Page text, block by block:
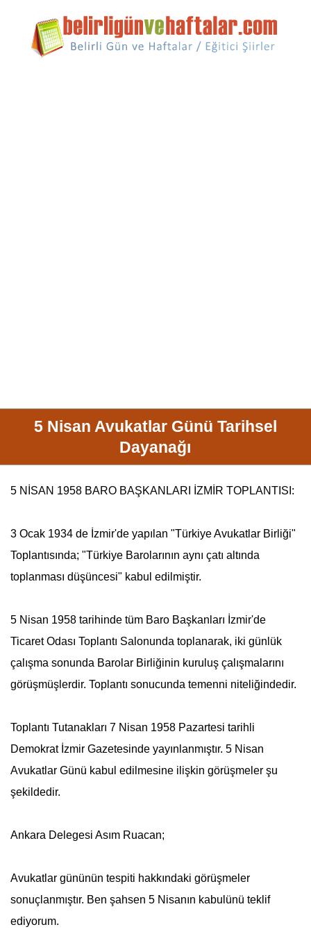
5 Nisan Avukatlar Günü Tarihsel
Dayanağı
5 NİSAN 1958 BARO BAŞKANLARI İZMİR TOPLANTISI:
3 Ocak 1934 de İzmir'de yapılan "Türkiye Avukatlar Birliği"
Toplantısında; "Türkiye Barolarının aynı çatı altında
toplanması düşüncesi" kabul edilmiştir.
5 Nisan 1958 tarihinde tüm Baro Başkanları İzmir'de
Ticaret Odası Toplantı Salonunda toplanarak, iki günlük
çalışma sonunda Barolar Birliğinin kuruluş çalışmalarını
görüşmüşlerdir. Toplantı sonucunda temenni niteliğindedir.
Toplantı Tutanakları 7 Nisan 1958 Pazartesi tarihli
Demokrat İzmir Gazetesinde yayınlanmıştır. 5 Nisan
Avukatlar Günü kabul edilmesine ilişkin görüşmeler şu
şekildedir.
Ankara Delegesi Asım Ruacan;
Avukatlar gününün tespiti hakkındaki görüşmeler
sonuçlanmıştır. Ben şahsen 5 Nisanın kabulünü teklif
ediyorum.